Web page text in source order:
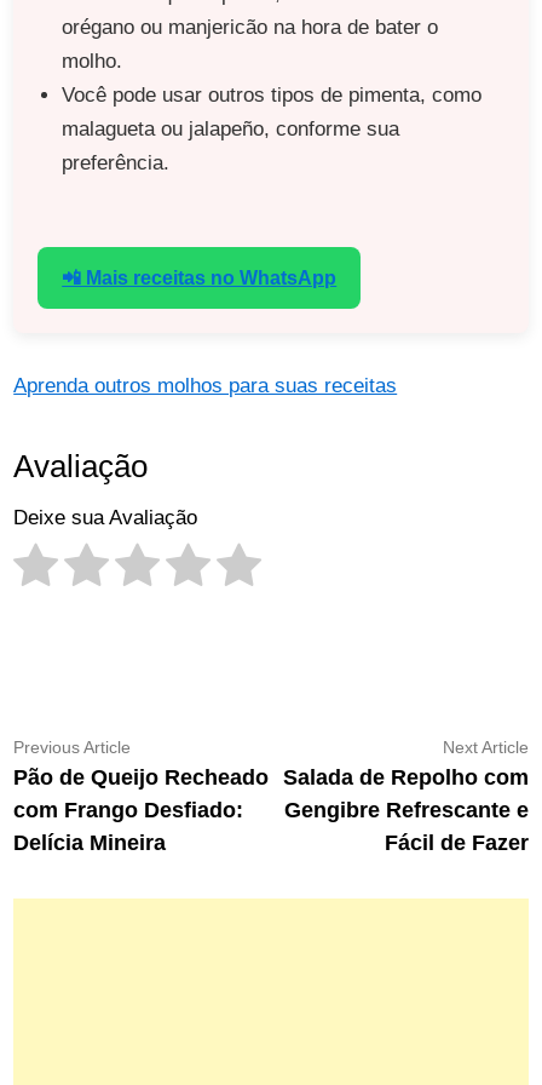
orégano ou manjericão na hora de bater o
molho.
Você pode usar outros tipos de pimenta, como
malagueta ou jalapeño, conforme sua
preferência.
📲 Mais receitas no WhatsApp
Aprenda outros molhos para suas receitas
Avaliação
Deixe sua Avaliação
Navegação
de
Post
Previous Article
article:
Pão de Queijo Recheado
com Frango Desfiado:
Delícia Mineira
Next Article
Salada de Repolho com
Gengibre Refrescante e
Fácil de Fazer